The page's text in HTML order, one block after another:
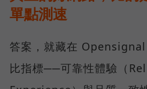
單點測速
答案，就藏在
比指標──可靠性體驗（